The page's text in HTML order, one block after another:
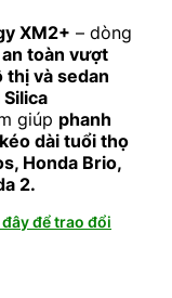
XM2+ – dòng
toàn vượt
thị và sedan
giúp phanh
dài tuổi thọ
Honda Brio,
2.
để trao đổi